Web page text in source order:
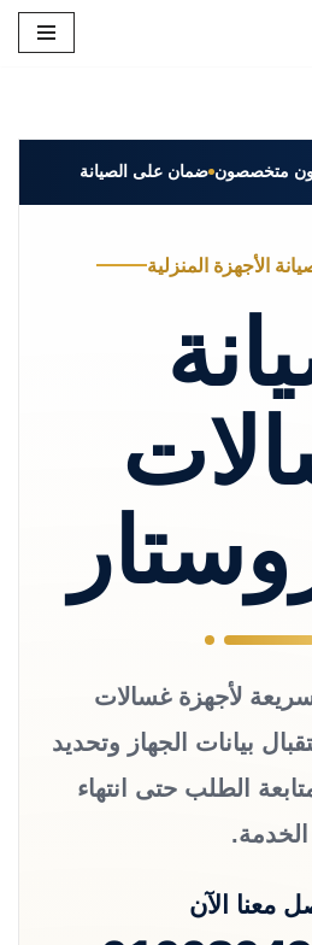
متخصصون ضمان على الصيانة
الأجهزة المنزلية
لأجهزة غسالات
بيانات الجهاز وتحديد
الطلب حتى انتهاء
الخدمة.
معنا الآن